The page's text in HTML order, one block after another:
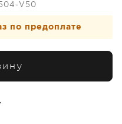
V50
по предоплате